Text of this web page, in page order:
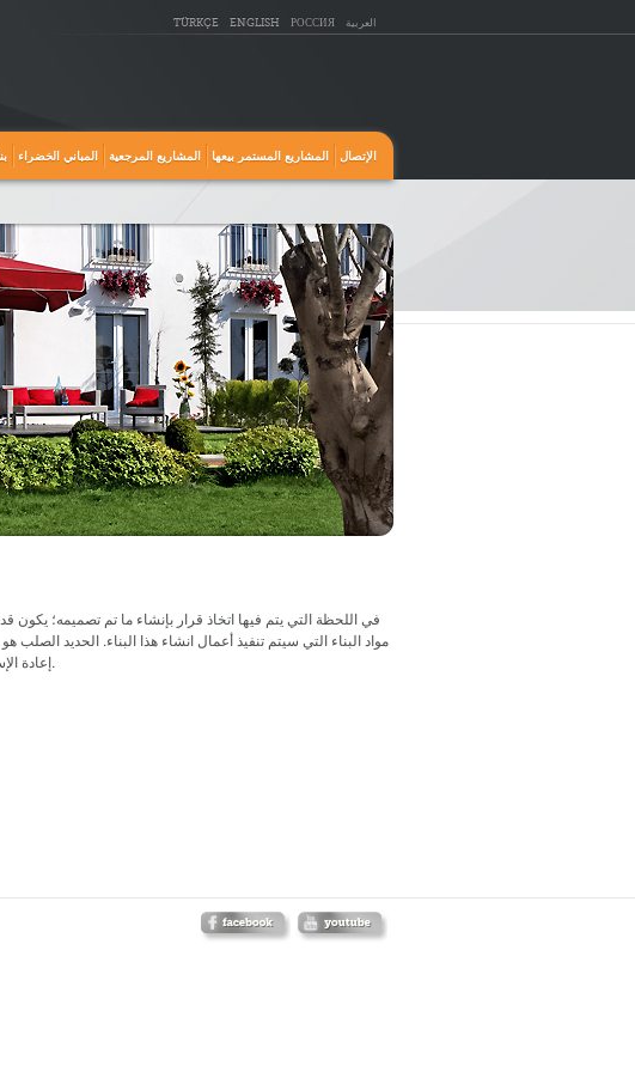
TÜRKÇE ENGLISH РОССИЯ العربية
المباني الخضراء المشاريع المرجعية المشاريع المستمر بيعها الإتصال
في اللحظة التي يتم فيها اتخاذ قرار بإنشاء ما تم تصميمه؛
مواد البناء التي سيتم تنفيذ أعمال انشاء هذا البناء. الحديد الصلب
إعادة الإستفادة منها بنسبة 90%. جودته وقدرته على المقاومة هي الأولية من ناحية الإستدامة.